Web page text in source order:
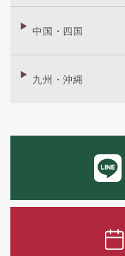
中国・四国
九州・沖縄